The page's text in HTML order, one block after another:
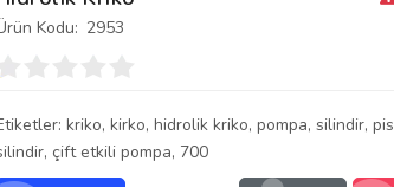
Kodu: 2953
kriko, kirko, hidrolik kriko, pompa, silindir,
, çift etkili pompa, 700